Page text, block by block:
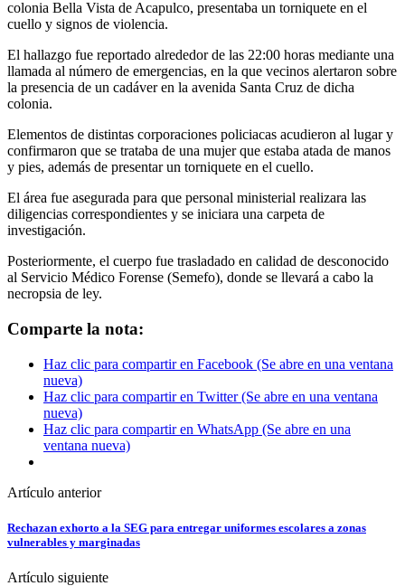
colonia Bella Vista de Acapulco, presentaba un torniquete en el
cuello y signos de violencia.
El hallazgo fue reportado alrededor de las 22:00 horas mediante una
llamada al número de emergencias, en la que vecinos alertaron sobre
la presencia de un cadáver en la avenida Santa Cruz de dicha
colonia.
Elementos de distintas corporaciones policiacas acudieron al lugar y
confirmaron que se trataba de una mujer que estaba atada de manos
y pies, además de presentar un torniquete en el cuello.
El área fue asegurada para que personal ministerial realizara las
diligencias correspondientes y se iniciara una carpeta de
investigación.
Posteriormente, el cuerpo fue trasladado en calidad de desconocido
al Servicio Médico Forense (Semefo), donde se llevará a cabo la
necropsia de ley.
Comparte la nota:
Haz clic para compartir en Facebook (Se abre en una ventana
nueva)
Haz clic para compartir en Twitter (Se abre en una ventana
nueva)
Haz clic para compartir en WhatsApp (Se abre en una
ventana nueva)
Artículo anterior
Rechazan exhorto a la SEG para entregar uniformes escolares a zonas
vulnerables y marginadas
Artículo siguiente